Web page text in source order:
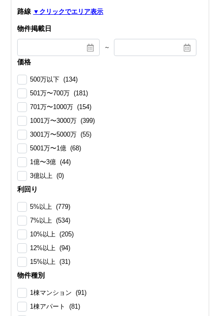
路線
物件掲載日
～
価格
500万以下 (134)
501万〜700万 (181)
701万〜1000万 (154)
1001万〜3000万 (399)
3001万〜5000万 (55)
5001万〜1億 (68)
1億〜3億 (44)
3億以上 (0)
利回り
5%以上 (779)
7%以上 (534)
10%以上 (205)
12%以上 (94)
15%以上 (31)
物件種別
1棟マンション (91)
1棟アパート (81)